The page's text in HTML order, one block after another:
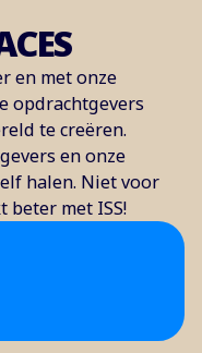
en met onze
opdrachtgevers
te creëren.
en onze
halen. Niet voor
beter met ISS!